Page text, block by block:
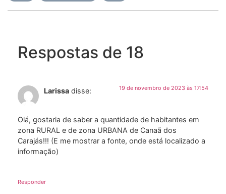
Respostas de 18
Larissa disse: 19 de novembro de 2023 às 17:54
Olá, gostaria de saber a quantidade de habitantes em
zona RURAL e de zona URBANA de Canaã dos
Carajás!!! (E me mostrar a fonte, onde está localizado a
informação)
Responder